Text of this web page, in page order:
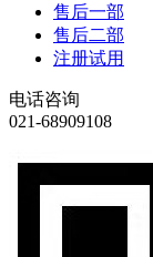
售后一部
售后二部
注册试用
电话咨询
021-68909108